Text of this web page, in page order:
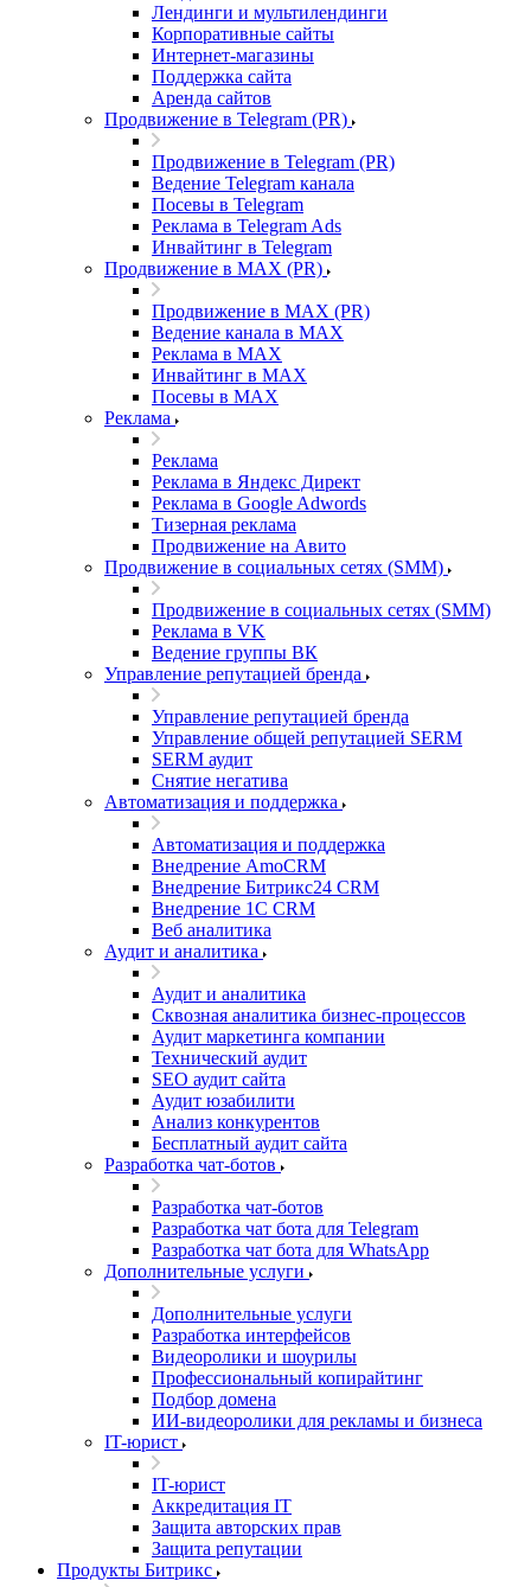
Лендинги и мультилендинги
Корпоративные сайты
Интернет-магазины
Поддержка сайта
Аренда сайтов
Продвижение в Telegram (PR)
Продвижение в Telegram (PR)
Ведение Telegram канала
Посевы в Telegram
Реклама в Telegram Ads
Инвайтинг в Telegram
Продвижение в MAX (PR)
Продвижение в MAX (PR)
Ведение канала в MAX
Реклама в MAX
Инвайтинг в MAX
Посевы в MAX
Реклама
Реклама
Реклама в Яндекс Директ
Реклама в Google Adwords
Тизерная реклама
Продвижение на Авито
Продвижение в социальных сетях (SMM)
Продвижение в социальных сетях (SMM)
Реклама в VK
Ведение группы ВК
Управление репутацией бренда
Управление репутацией бренда
Управление общей репутацией SERM
SERM аудит
Снятие негатива
Автоматизация и поддержка
Автоматизация и поддержка
Внедрение AmoCRM
Внедрение Битрикс24 CRM
Внедрение 1C CRM
Веб аналитика
Аудит и аналитика
Аудит и аналитика
Сквозная аналитика бизнес-процессов
Аудит маркетинга компании
Технический аудит
SEO аудит сайта
Аудит юзабилити
Анализ конкурентов
Бесплатный аудит сайта
Разработка чат-ботов
Разработка чат-ботов
Разработка чат бота для Telegram
Разработка чат бота для WhatsApp
Дополнительные услуги
Дополнительные услуги
Разработка интерфейсов
Видеоролики и шоурилы
Профессиональный копирайтинг
Подбор домена
ИИ-видеоролики для рекламы и бизнеса
IT-юрист
IT-юрист
Аккредитация IT
Защита авторских прав
Защита репутации
Продукты Битрикс